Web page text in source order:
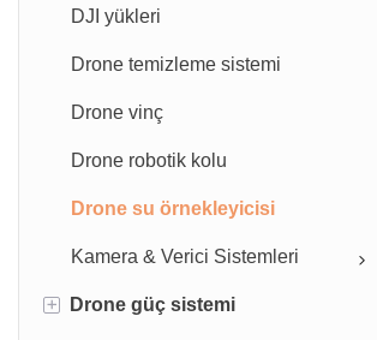
Aksesuar
DJI yükleri
Drone temizleme sistemi
Drone vinç
Drone robotik kolu
Drone su örnekleyicisi
Kamera & Verici Sistemleri
+ Drone güç sistemi